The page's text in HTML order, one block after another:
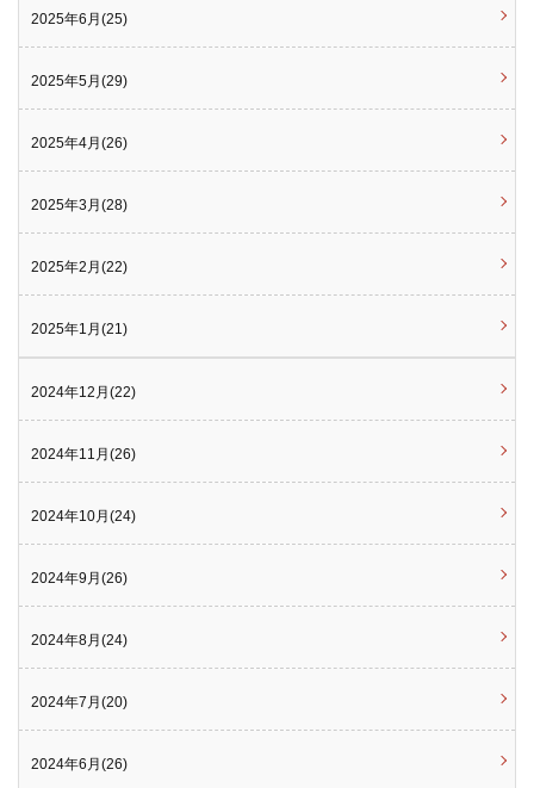
2025年6月(25)
2025年5月(29)
2025年4月(26)
2025年3月(28)
2025年2月(22)
2025年1月(21)
2024年12月(22)
2024年11月(26)
2024年10月(24)
2024年9月(26)
2024年8月(24)
2024年7月(20)
2024年6月(26)